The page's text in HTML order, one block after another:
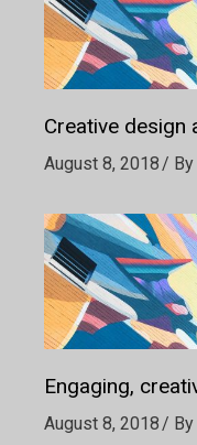
Creative design
August 8, 2018 By
Engaging,
August 8, 2018 By